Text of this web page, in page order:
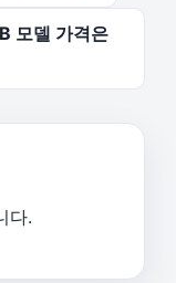
모델 가격은
다.